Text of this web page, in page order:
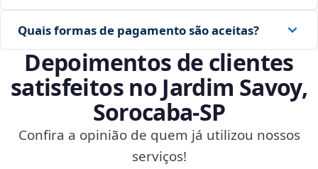
Quais formas de pagamento são aceitas?
Depoimentos de clientes
satisfeitos no Jardim Savoy,
Sorocaba‑SP
Confira a opinião de quem já utilizou nossos
serviços!